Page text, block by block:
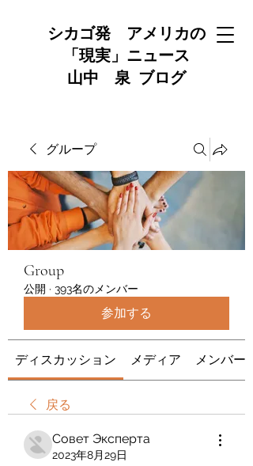
シカゴ発 アメリカの
「現実」ニュース
山中 泉 ブログ
グループ
Group
公開 · 393名のメンバー
参加する
ディスカッション メディア メンバー
戻る
Совет Эксперта
2023年8月29日